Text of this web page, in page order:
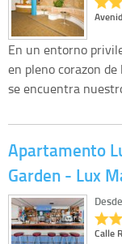
En un entorno
en pleno corazon
se encuentra
Apartamento
Garden - Lux
Calle
Desde